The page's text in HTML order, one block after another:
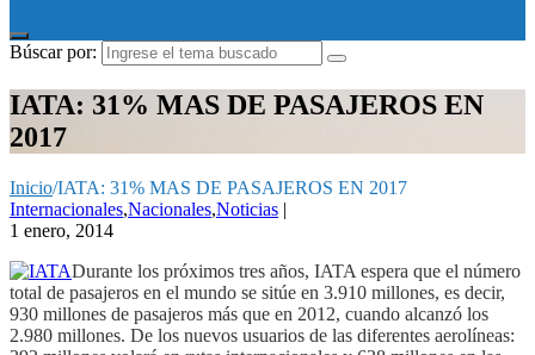
Búscar por:
IATA: 31% MAS DE PASAJEROS EN
2017
Inicio/IATA: 31% MAS DE PASAJEROS EN 2017
Internacionales,Nacionales,Noticias |
1 enero, 2014
Durante los próximos tres años, IATA espera que el número
total de pasajeros en el mundo se sitúe en 3.910 millones, es decir,
930 millones de pasajeros más que en 2012, cuando alcanzó los
2.980 millones. De los nuevos usuarios de las diferentes aerolíneas: